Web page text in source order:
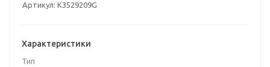
Артикул: K3529209G
Характеристики
Тип